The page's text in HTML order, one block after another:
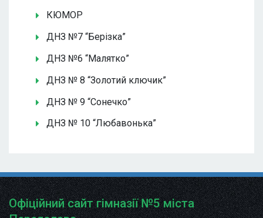
КЮМОР
ДНЗ №7 “Берізка”
ДНЗ №6 “Малятко”
ДНЗ № 8 “Золотий ключик”
ДНЗ № 9 “Сонечко”
ДНЗ № 10 “Любавонька”
Офіційний сайт гімназії №5 міста